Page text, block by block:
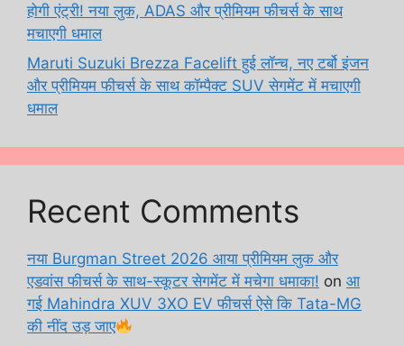
होगी एंट्री! नया लुक, ADAS और प्रीमियम फीचर्स के साथ
मचाएगी धमाल
Maruti Suzuki Brezza Facelift हुई लॉन्च, नए टर्बो इंजन
और प्रीमियम फीचर्स के साथ कॉम्पैक्ट SUV सेगमेंट में मचाएगी
धमाल
Recent Comments
नया Burgman Street 2026 आया प्रीमियम लुक और
एडवांस फीचर्स के साथ-स्कूटर सेगमेंट में मचेगा धमाका! on आ
गई Mahindra XUV 3XO EV फीचर्स ऐसे कि Tata-MG
की नींद उड़ जाए